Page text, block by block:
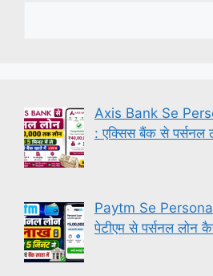
Axis Bank Se
: एक्सिस बैंक से
Paytm Se
पेटीएम से पर्सनल लोन